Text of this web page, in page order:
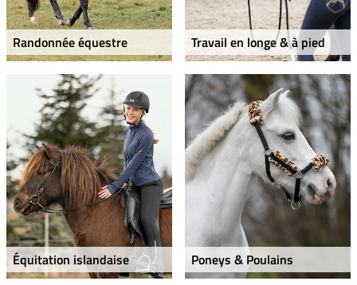
Randonnée équestre Travail en longe & à pied
Équitation islandaise Poneys & Poulains